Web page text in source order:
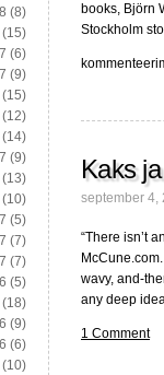
books, Björn
Stockholm
Milline
tulusaim
Kaks
september 4,
“There isn’t
wavy, and-
any deep
1 Comment
(8)
(15)
(6)
(9)
(15)
(12)
(14)
(9)
(13)
(10)
(5)
(7)
(7)
(5)
(18)
(9)
(6)
(10)